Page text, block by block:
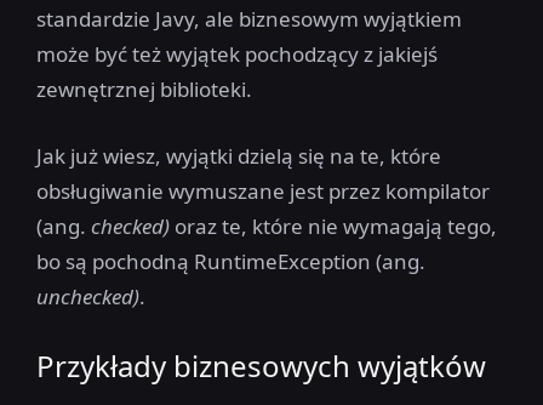
standardzie Javy, ale biznesowym wyjątkiem
może być też wyjątek pochodzący z jakiejś
zewnętrznej biblioteki.
Jak już wiesz, wyjątki dzielą się na te, które
obsługiwanie wymuszane jest przez kompilator
(ang. checked) oraz te, które nie wymagają tego,
bo są pochodną RuntimeException (ang.
unchecked).
Przykłady biznesowych wyjątków